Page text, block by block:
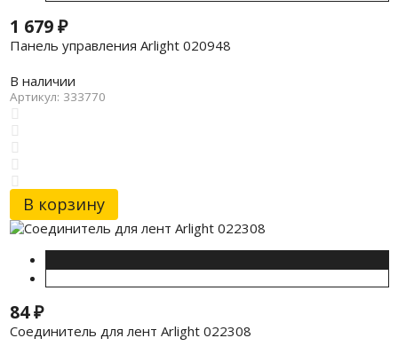
1 679₽
Панель управления Arlight 020948
В наличии
Артикул: 333770
В корзину
84₽
Соединитель для лент Arlight 022308